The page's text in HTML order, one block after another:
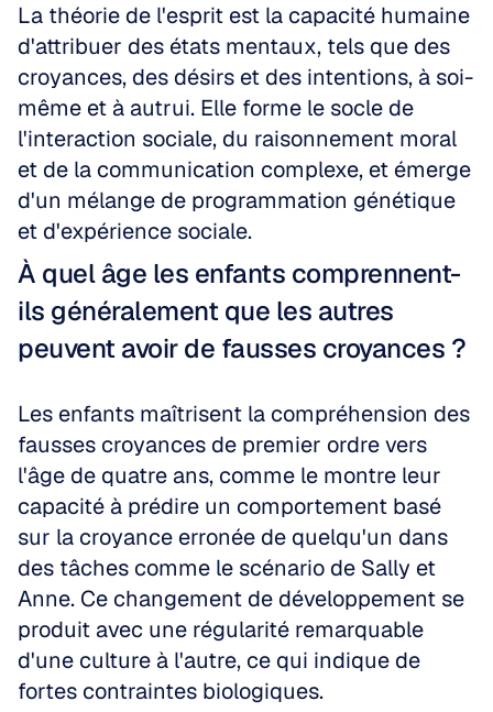
La théorie de l'esprit est la capacité humaine
d'attribuer des états mentaux, tels que des
croyances, des désirs et des intentions, à soi-
même et à autrui. Elle forme le socle de
l'interaction sociale, du raisonnement moral
et de la communication complexe, et émerge
d'un mélange de programmation génétique
et d'expérience sociale.
À quel âge les enfants comprennent-
ils généralement que les autres
peuvent avoir de fausses croyances ?
Les enfants maîtrisent la compréhension des
fausses croyances de premier ordre vers
l'âge de quatre ans, comme le montre leur
capacité à prédire un comportement basé
sur la croyance erronée de quelqu'un dans
des tâches comme le scénario de Sally et
Anne. Ce changement de développement se
produit avec une régularité remarquable
d'une culture à l'autre, ce qui indique de
fortes contraintes biologiques.